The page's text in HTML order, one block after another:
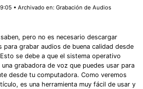
• Archivado en:Grabación de Audios
pero no es necesario descargar
para grabar audios de buena calidad desde
se debe a que el sistema operativo
grabadora de voz que puedes usar para
desde tu computadora. Como veremos
es una herramienta muy fácil de usar y